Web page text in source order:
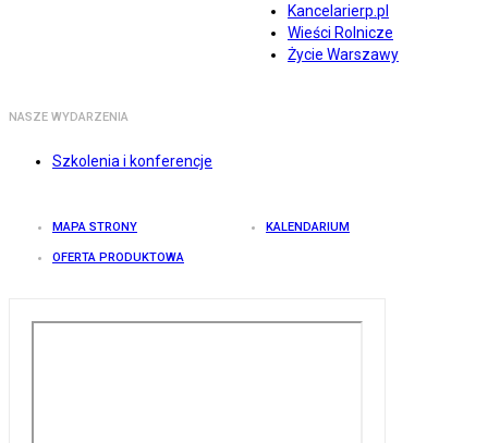
Kancelarierp.pl
Wieści Rolnicze
Życie Warszawy
NASZE WYDARZENIA
Szkolenia i konferencje
MAPA STRONY KALENDARIUM
OFERTA PRODUKTOWA